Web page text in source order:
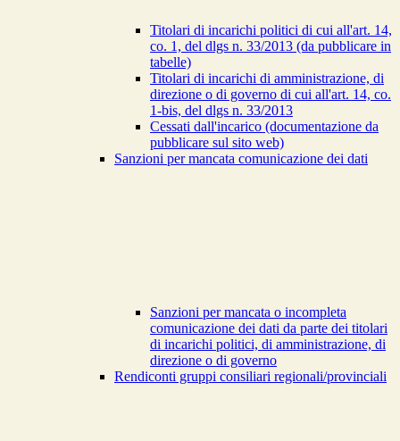
Titolari di incarichi politici di cui all'art. 14,
co. 1, del dlgs n. 33/2013 (da pubblicare in
tabelle)
Titolari di incarichi di amministrazione, di
direzione o di governo di cui all'art. 14, co.
1-bis, del dlgs n. 33/2013
Cessati dall'incarico (documentazione da
pubblicare sul sito web)
Sanzioni per mancata comunicazione dei dati
Sanzioni per mancata o incompleta
comunicazione dei dati da parte dei titolari
di incarichi politici, di amministrazione, di
direzione o di governo
Rendiconti gruppi consiliari regionali/provinciali